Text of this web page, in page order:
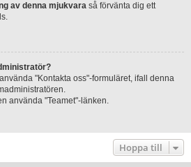
av denna mjukvara så förvänta dig ett
"Kontakta oss"-formuläret, ifall denna
använda "Teamet"-länken.
Hoppa till